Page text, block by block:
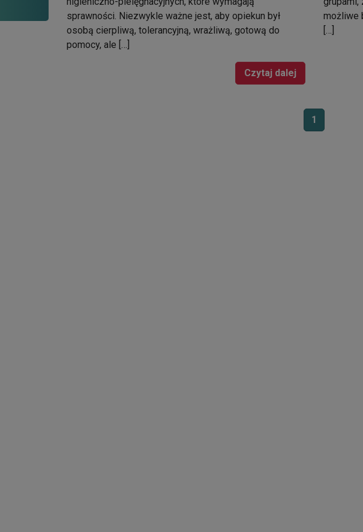
sprawności. Niezwykle ważne jest, aby opiekun był
osobą cierpliwą, tolerancyjną, wrażliwą, gotową do
pomocy, ale […]
Czytaj dalej
możliwe
[…]
1